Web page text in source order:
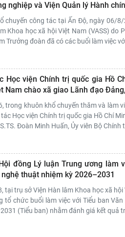
nghiệp và Viện Quản lý Hành
chuyến công tác tại Ấn Độ, ngày 06/
Khoa học xã hội Việt Nam (VASS) do
Trưởng đoàn đã có các buổi làm việc
Học viện Chính trị quốc gia Hồ
Nam chào xã giao Lãnh đạo
trong khuôn khổ chuyến thăm và làm
Học viện Chính trị quốc gia Hồ Chí
Đoàn Minh Huấn, Ủy viên Bộ
đồng Lý luận Trung ương làm
thuật nhiệm kỳ 2026–2031
tại trụ sở Viện Hàn lâm Khoa học xã
tổ chức buổi làm việc với Tiểu ban
(Tiểu ban) nhằm đánh giá kết quả